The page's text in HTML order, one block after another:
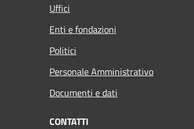
Uffici
Enti e fondazioni
Politici
Personale Amministrativo
Documenti e dati
CONTATTI